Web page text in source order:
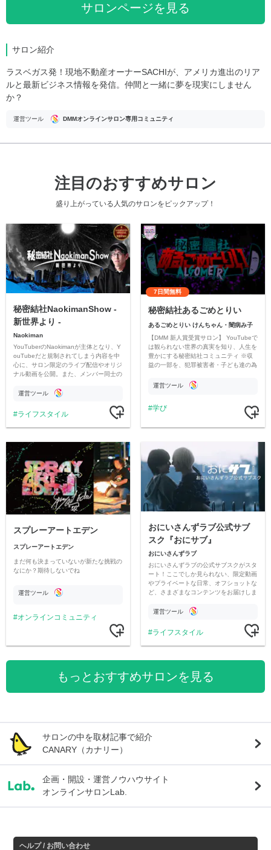
サロンページを見る
サロン紹介
ラスベガス発！現地不動産オーナーSACHIが、アメリカ進出のリア
ルと最新ビジネス情報を発信。仲間と一緒に夢を現実にしません
か？
運営ツール DMMオンラインサロン専用コミュニティ
注目のおすすめサロン
盛り上がっている人気のサロンをピックアップ！
秘密結社NaokimanShow -
新世界より -
Naokiman
YouTuberのNaokimanが主体となり、Y
ouTubeだと規制されてしまう内容を中
心に、サロン限定のライブ配信やオリジ
ナル動画を公開。また、メンバー同士の
ただいています。
運営ツール
ライフスタイル
7日間無料
秘密結社あるごめとりい
あるごめとりい けんちゃん・闇病み子
【DMM 新人賞受賞サロン】 YouTubeで
は観られない世界の真実を知り、人生を
豊かにする秘密結社コミュニティ ※収
益の一部を、犯罪被害者・子ども達の為
す運営ツール
学び
スプレーアートエデン
スプレーアートエデン
まだ何も決まっていないが新たな挑戦の
なにか？期待しないでね
運営ツール
オンラインコミュニティ
おにいさんずラブ公式サブ
スク『おにサブ』
おにいさんずラブ
おにいさんずラブの公式サブスクがスタ
ート！ここでしか見られない、限定動画
やプライベートな日常、オフショットな
ど、さまざまなコンテンツをお届けしま
運営ツール
ライフスタイル
もっとおすすめサロンを見る
サロンの中を取材記事で紹介
CANARY（カナリー）
企画・開設・運営ノウハウサイト
オンラインサロンLab.
ヘルプ / お問い合わせ